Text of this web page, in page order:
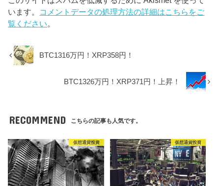
います。 コメントデータの処理方法の詳細はこちらをご
覧ください。
BTC1316万円！XRP358円！
BTC1326万円！XRP371円！上昇！
RECOMMEND こちらの記事も人気です。
仮想通貨投資 仮想通貨投資